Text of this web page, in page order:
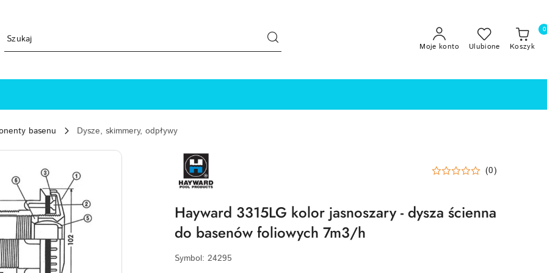
Moje konto Ulubione Koszyk
0
basenu
Dysze, skimmery, odpływy
HAYWARD-
LOGO
(0)
Hayward 3315LG kolor jasnoszary - dysza ścienna
do basenów foliowych 7m3/h
Symbol: 24295